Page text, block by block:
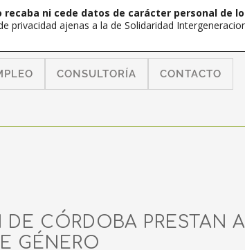
CONSULTORÍA CONTACTO
CÓRDOBA PRESTAN
GÉNERO
ni cede datos de carácter personal de
ajenas a la de Solidaridad